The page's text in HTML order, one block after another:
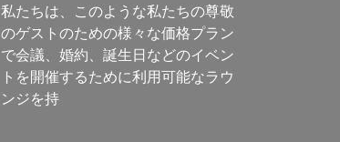
私たちは、このような私たちの尊敬
のゲストのための様々な価格プラン
で会議、婚約、誕生日などのイベン
トを開催するために利用可能なラウ
ンジを持